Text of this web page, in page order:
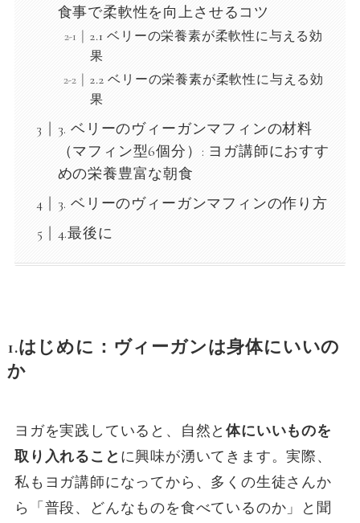
食事で柔軟性を向上させるコツ
2.1 ベリーの栄養素が柔軟性に与える効
果
2.2 ベリーの栄養素が柔軟性に与える効
果
3. ベリーのヴィーガンマフィンの材料
（マフィン型6個分）: ヨガ講師におすす
めの栄養豊富な朝食
3. ベリーのヴィーガンマフィンの作り方
4.最後に
1.はじめに：ヴィーガンは身体にいいの
か
ヨガを実践していると、自然と体にいいものを
取り入れること に興味が湧いてきます。実際、
私もヨガ講師になってから、多くの生徒さんか
ら「普段、どんなものを食べているのか」と聞